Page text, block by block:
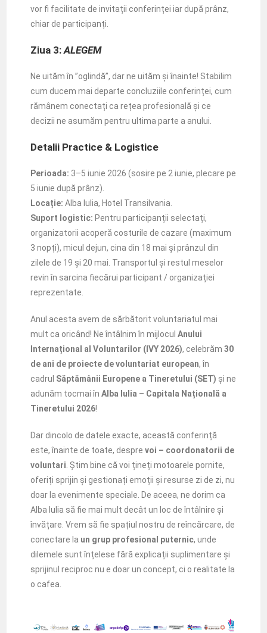
vor fi facilitate de invitații conferinței iar după prânz,
chiar de participanți.
Ziua 3:ALEGEM
Ne uităm în ”oglindă”, dar ne uităm și înainte! Stabilim
cum ducem mai departe concluziile conferinței, cum
rămânem conectați ca rețea profesională și ce
decizii ne asumăm pentru ultima parte a anului.
Detalii Practice & Logistice
Perioada: 3–5 iunie 2026 (sosire pe 2 iunie, plecare pe
5 iunie după prânz).
Locație: Alba Iulia, Hotel Transilvania.
Suport logistic: Pentru participanții selectați,
organizatorii acoperă costurile de cazare (maximum
3 nopți), micul dejun, cina din 18 mai și prânzul din
zilele de 19 și 20 mai. Transportul și restul meselor
revin în sarcina fiecărui participant / organizației
reprezentate.
Anul acesta avem de sărbătorit voluntariatul mai
mult ca oricând! Ne întâlnim în mijloculAnului
Internațional al Voluntarilor (IVY 2026), celebrăm30
de ani de proiecte de voluntariat european, în
cadrul Săptămânii Europene a Tineretului (SET) și ne
adunăm tocmai înAlba Iulia – Capitala Națională a
Tineretului 2026!
Dar dincolo de datele exacte, această conferință
este, înainte de toate, desprevoi – coordonatorii de
voluntari. Știm bine că voi țineți motoarele pornite,
oferiți sprijin și gestionați emoții și resurse zi de zi, nu
doar la evenimente speciale. De aceea, ne dorim ca
Alba Iulia să fie mai mult decât un loc de întâlnire și
învățare. Vrem să fie spațiul nostru de reîncărcare, de
conectare la un grup profesional puternic, unde
dilemele sunt înțelese fără explicații suplimentare și
sprijinul reciproc nu e doar un concept, ci o realitate la
o cafea.